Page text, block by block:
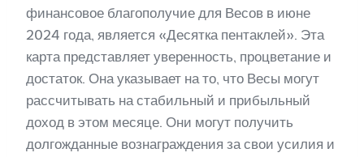
финансовое благополучие для Весов в июне
2024 года, является «Десятка пентаклей». Эта
карта представляет уверенность, процветание и
достаток. Она указывает на то, что Весы могут
рассчитывать на стабильный и прибыльный
доход в этом месяце. Они могут получить
долгожданные вознаграждения за свои усилия и